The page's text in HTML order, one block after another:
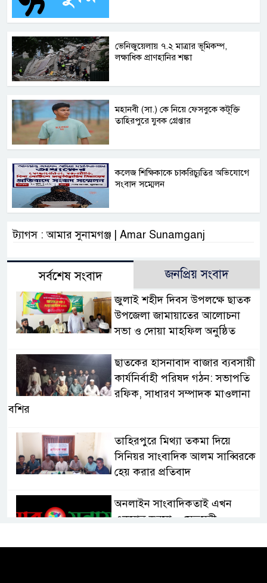
ভেনিজুয়েলায় ৭.২ মাত্রার ভূমিকম্প,
লক্ষাধিক প্রাণহানির শঙ্কা
মহানবী (সা.) কে নিয়ে ফেসবুকে কটূক্তি
তাহিরপুরে যুবক গ্রেপ্তার
কলেজ শিক্ষিকাকে চাকরিচ্যুতির অভিযোগে
সংবাদ সম্মেলন
ট্যাগস : আমার সুনামগঞ্জ | Amar Sunamganj
সর্বশেষ সংবাদ জনপ্রিয় সংবাদ
জুলাই শহীদ দিবস উপলক্ষে ছাতক
উপজেলা জামায়াতের আলোচনা
সভা ও দোয়া মাহফিল অনুষ্ঠিত
ছাতকের হাসনাবাদ বাজার ব্যবসায়ী
কার্যনির্বাহী পরিষদ গঠন: সভাপতি
রফিক, সাধারণ সম্পাদক মাওলানা
বশির
তাহিরপুরে মিথ্যা তকমা দিয়ে
সিনিয়র সাংবাদিক আলম সাব্বিরকে
হেয় করার প্রতিবাদ
অনলাইন সাংবাদিকতাই এখন
একমাত্র ভরসা – সেতুমন্ত্রী